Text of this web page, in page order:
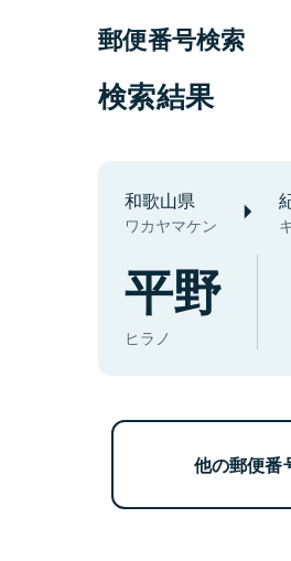
郵便番号検索
検索結果
和歌山県
ワカヤマケン
平野
ヒラノ
他の郵便番